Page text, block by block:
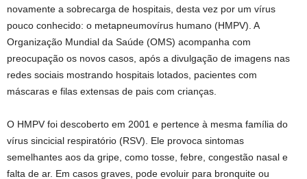
novamente a sobrecarga de hospitais, desta vez por um vírus
pouco conhecido: o metapneumovírus humano (HMPV). A
Organização Mundial da Saúde (OMS) acompanha com
preocupação os novos casos, após a divulgação de imagens nas
redes sociais mostrando hospitais lotados, pacientes com
máscaras e filas extensas de pais com crianças.
O HMPV foi descoberto em 2001 e pertence à mesma família do
vírus sincicial respiratório (RSV). Ele provoca sintomas
semelhantes aos da gripe, como tosse, febre, congestão nasal e
falta de ar. Em casos graves, pode evoluir para bronquite ou